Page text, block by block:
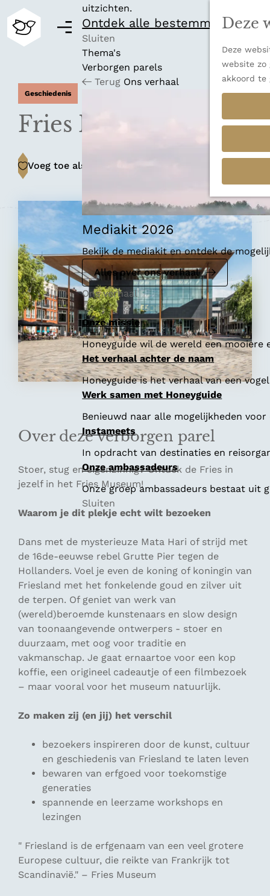
Deze
Deze
website zo
akkoord te
M
uitzichten.
Ontdek alle bestemmingen
Sluiten
Thema's
Verborgen parels
Terug Ons verhaal
Mediakit 2026
Bekijk de mediakit en ontdek de
Alles over ons verhaal
Ons verhaal
Onze missie
Honeyguide wil de wereld een
Het verhaal achter de naam
Honeyguide is het verhaal van een
Werk samen met Honeyguide
Benieuwd naar alle mogelijkheden
Instameets
In opdracht van destinaties en
Onze ambassadeurs
Onze groep ambassadeurs bestaat uit
Sluiten
Fries Museum
Geschiedenis
Voeg toe als favoriet
Voeg toe als favoriet
Over deze verborgen parel
Stoer, stug en eigenzinnig? Ontdek de Fries in
jezelf in het Fries Museum!
Waarom je dit plekje echt wilt bezoeken
Dans met de mysterieuze Mata Hari of strijd met
de 16de-eeuwse rebel Grutte Pier tegen de
Hollanders. Voel je even de koning of koningin van
Friesland met het fonkelende goud en zilver uit
de terpen. Of geniet van werk van
(wereld)beroemde kunstenaars en slow design
van toonaangevende ontwerpers - stoer en
duurzaam, met oog voor traditie en
vakmanschap. Je gaat ernaartoe voor een kop
koffie, een origineel cadeautje of een filmbezoek
– maar vooral voor het museum natuurlijk.
Zo maken zij (en jij) het verschil
bezoekers inspireren door de kunst, cultuur
en geschiedenis van Friesland te laten leven
bewaren van erfgoed voor toekomstige
generaties
spannende en leerzame workshops en
lezingen
" Friesland is de erfgenaam van een veel grotere
Europese cultuur, die reikte van Frankrijk tot
Scandinavië." – Fries Museum